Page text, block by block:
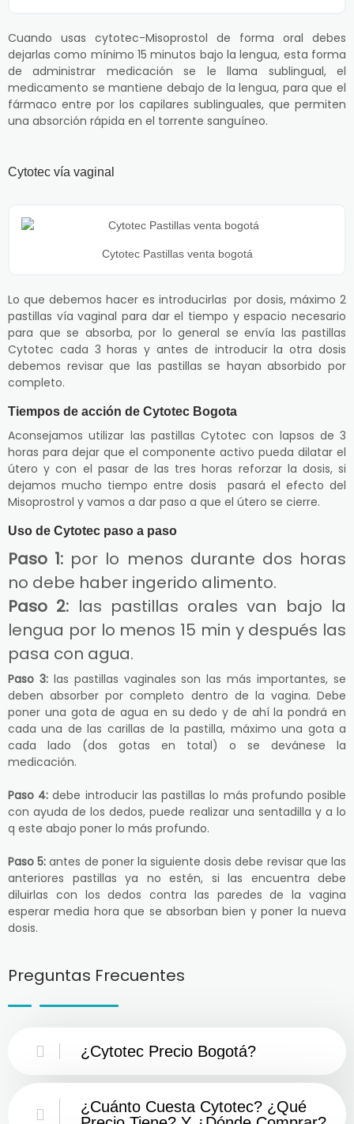
Cuando usas cytotec-Misoprostol de forma oral debes
dejarlas como mínimo 15 minutos bajo la lengua, esta forma
de administrar medicación se le llama sublingual, el
medicamento se mantiene debajo de la lengua, para que el
fármaco entre por los capilares sublinguales, que permiten
una absorción rápida en el torrente sanguíneo.
Cytotec vía vaginal
Cytotec Pastillas venta bogotá
Lo que debemos hacer es introducirlas por dosis, máximo 2
pastillas vía vaginal para dar el tiempo y espacio necesario
para que se absorba, por lo general se envía las pastillas
Cytotec cada 3 horas y antes de introducir la otra dosis
debemos revisar que las pastillas se hayan absorbido por
completo.
Tiempos de acción de Cytotec Bogota
Aconsejamos utilizar las pastillas Cytotec con lapsos de 3
horas para dejar que el componente activo pueda dilatar el
útero y con el pasar de las tres horas reforzar la dosis, si
dejamos mucho tiempo entre dosis pasará el efecto del
Misoprostrol y vamos a dar paso a que el útero se cierre.
Uso de Cytotec paso a paso
Paso 1: por lo menos durante dos horas
no debe haber ingerido alimento.
Paso 2: las pastillas orales van bajo la
lengua por lo menos 15 min y después las
pasa con agua.
Paso 3:las pastillas vaginales son las más importantes, se
deben absorber por completo dentro de la vagina. Debe
poner una gota de agua en su dedo y de ahí la pondrá en
cada una de las carillas de la pastilla, máximo una gota a
cada lado (dos gotas en total) o se devánese la
medicación.
Paso 4: debe introducir las pastillas lo más profundo posible
con ayuda de los dedos, puede realizar una sentadilla y a lo
q este abajo poner lo más profundo.
Paso 5: antes de poner la siguiente dosis debe revisar que las
anteriores pastillas ya no estén, si las encuentra debe
diluirlas con los dedos contra las paredes de la vagina
esperar media hora que se absorban bien y poner la nueva
dosis.
Preguntas Frecuentes
¿Cytotec Precio Bogotá?
¿Cuánto Cuesta Cytotec? ¿Qué